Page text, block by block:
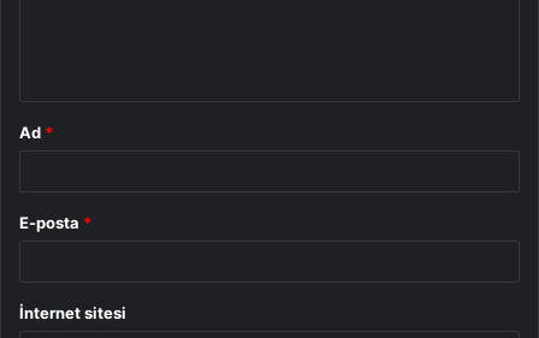
Ad *
E-posta *
İnternet sitesi